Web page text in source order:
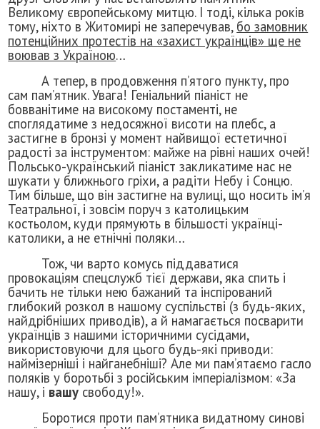
Великому європейському митцю. І тоді, кілька років
тому, ніхто в Житомирі не заперечував, бо замовник
потенційних протестів на «захист українців» ще не
воював з Україною…
А тепер, в продовження п’ятого пункту, про
сам пам’ятник. Увага! Геніальний піаніст не
бовванітиме на високому постаменті, не
споглядатиме з недосяжної висоти на плебс, а
застигне в бронзі у момент найвищої естетичної
радості за інструментом: майже на рівні наших очей!
Польсько-український піаніст закликатиме нас не
шукати у ближнього гріхи, а радіти Небу і Сонцю.
Тим більше, що він застигне на вулиці, що носить ім’я
Театральної, і зовсім поруч з католицьким
костьолом, куди прямують в більшості українці-
католики, а не етнічні поляки…
Тож, чи варто комусь піддаватися
провокаціям спецслужб тієї держави, яка спить і
бачить не тільки нею бажаний та інспірований
глибокий розкол в нашому суспільстві (з будь-яких,
найдрібніших приводів), а й намагається посварити
українців з нашими історичними сусідами,
використовуючи для цього будь-які приводи:
наймізерніші і найганебніші? Але ми пам’ятаємо гасло
поляків у боротьбі з російським імперіалізмом: «За
нашу, і вашу свободу!».
Боротися проти пам’ятника видатному синові